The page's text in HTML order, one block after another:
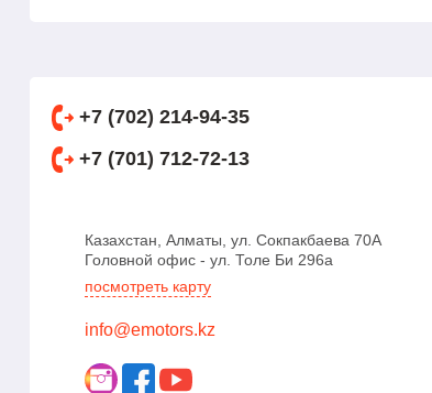
+7 (702) 214-94-35
+7 (701) 712-72-13
Казахстан, Алматы, ул. Сокпакбаева 70А
Головной офис - ул. Толе Би 296а
посмотреть карту
info@emotors.kz